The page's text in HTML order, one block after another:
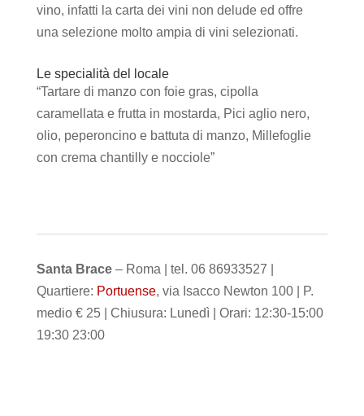
vino, infatti la carta dei vini non delude ed offre
una selezione molto ampia di vini selezionati.
Le specialità del locale
“Tartare di manzo con foie gras, cipolla
caramellata e frutta in mostarda, Pici aglio nero,
olio, peperoncino e battuta di manzo, Millefoglie
con crema chantilly e nocciole”
Santa Brace– Roma | tel. 06 86933527 |
Quartiere: Portuense, via Isacco Newton 100 | P.
medio € 25 | Chiusura: Lunedì | Orari: 12:30-15:00
19:30 23:00